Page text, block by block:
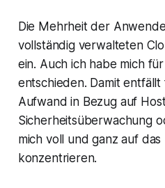
Die Mehrheit der
vollständig verwalteten
ein. Auch ich habe mich
entschieden. Damit
Aufwand in Bezug auf
Sicherheitsüberwachung
mich voll und ganz auf
konzentrieren.